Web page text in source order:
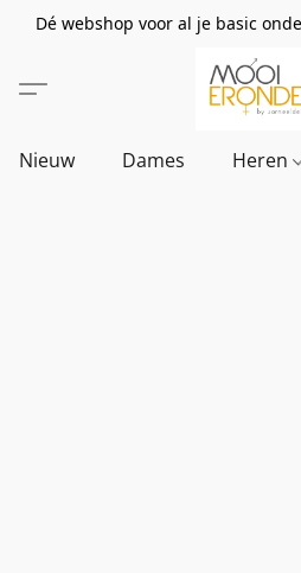
Dé webshop voor al je basic
Nieuw Dames Heren